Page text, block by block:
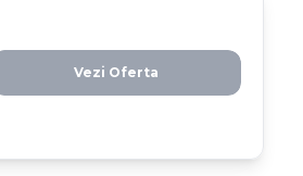
Vezi Oferta